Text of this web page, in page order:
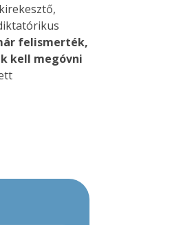
felismerték,
kell megóvni